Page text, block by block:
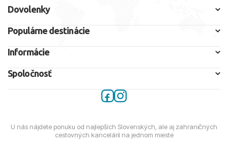
Dovolenky
Populárne destinácie
Informácie
Spoločnosť
U nás nájdete ponuku od najlepších Slovenských, ale aj zahraničných
cestovných kancelárií na jednom mieste